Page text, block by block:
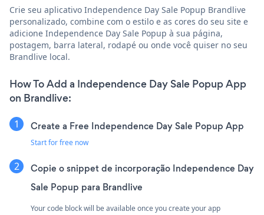
Crie seu aplicativo Independence Day Sale Popup Brandlive
personalizado, combine com o estilo e as cores do seu site e
adicione Independence Day Sale Popup à sua página,
postagem, barra lateral, rodapé ou onde você quiser no seu
Brandlive local.
How To Add a Independence Day Sale Popup App
on Brandlive:
Create a Free Independence Day Sale Popup App
Start for free now
Copie o snippet de incorporação Independence Day
Sale Popup para Brandlive
Your code block will be available once you create your app